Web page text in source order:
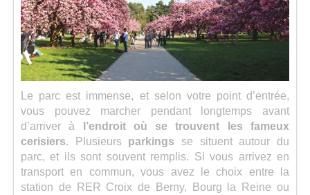
Le parc est immense, et selon votre point d’entrée,
vous pouvez marcher pendant longtemps avant
d’arriver à
l’endroit où se trouvent les fameux
cerisiers. Plusieurs parkings se situent autour du
parc, et ils sont souvent remplis. Si vous arrivez en
transport en commun, vous avez le choix entre la
station de RER Croix de Berny, Bourg la Reine ou